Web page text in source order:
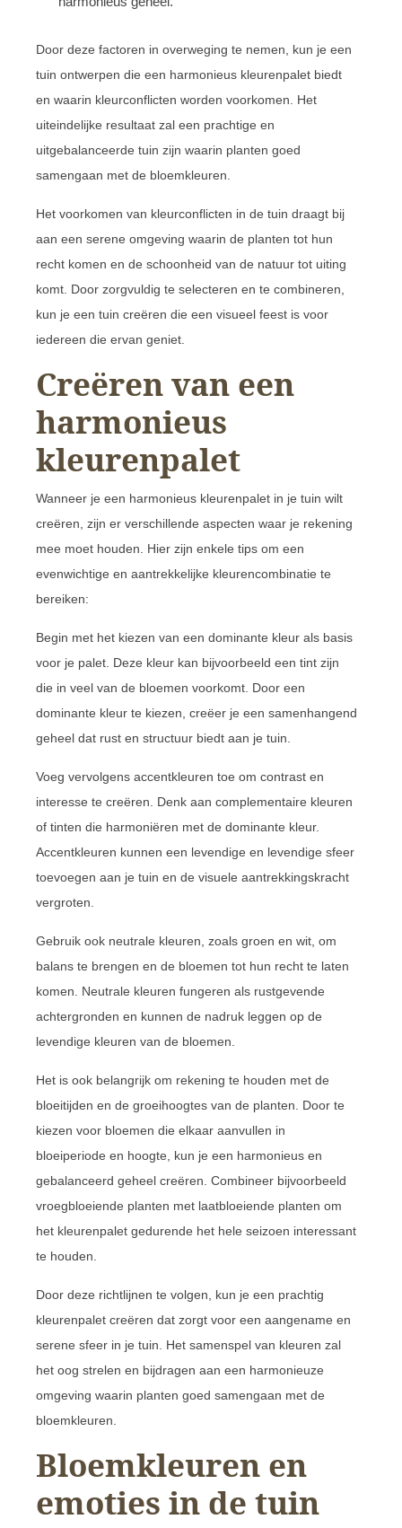
Door deze factoren in overweging te nemen, kun je een
tuin ontwerpen die een harmonieus kleurenpalet biedt
en waarin kleurconflicten worden voorkomen. Het
uiteindelijke resultaat zal een prachtige en
uitgebalanceerde tuin zijn waarin planten goed
samengaan met de bloemkleuren.
Het voorkomen van kleurconflicten in de tuin draagt bij
aan een serene omgeving waarin de planten tot hun
recht komen en de schoonheid van de natuur tot uiting
komt. Door zorgvuldig te selecteren en te combineren,
kun je een tuin creëren die een visueel feest is voor
iedereen die ervan geniet.
Creëren van een
harmonieus
kleurenpalet
Wanneer je een harmonieus kleurenpalet in je tuin wilt
creëren, zijn er verschillende aspecten waar je rekening
mee moet houden. Hier zijn enkele tips om een
evenwichtige en aantrekkelijke kleurencombinatie te
bereiken:
Begin met het kiezen van een dominante kleur als basis
voor je palet. Deze kleur kan bijvoorbeeld een tint zijn
die in veel van de bloemen voorkomt. Door een
dominante kleur te kiezen, creëer je een samenhangend
geheel dat rust en structuur biedt aan je tuin.
Voeg vervolgens accentkleuren toe om contrast en
interesse te creëren. Denk aan complementaire kleuren
of tinten die harmoniëren met de dominante kleur.
Accentkleuren kunnen een levendige en levendige sfeer
toevoegen aan je tuin en de visuele aantrekkingskracht
vergroten.
Gebruik ook neutrale kleuren, zoals groen en wit, om
balans te brengen en de bloemen tot hun recht te laten
komen. Neutrale kleuren fungeren als rustgevende
achtergronden en kunnen de nadruk leggen op de
levendige kleuren van de bloemen.
Het is ook belangrijk om rekening te houden met de
bloeitijden en de groeihoogtes van de planten. Door te
kiezen voor bloemen die elkaar aanvullen in
bloeiperiode en hoogte, kun je een harmonieus en
gebalanceerd geheel creëren. Combineer bijvoorbeeld
vroegbloeiende planten met laatbloeiende planten om
het kleurenpalet gedurende het hele seizoen interessant
te houden.
Door deze richtlijnen te volgen, kun je een prachtig
kleurenpalet creëren dat zorgt voor een aangename en
serene sfeer in je tuin. Het samenspel van kleuren zal
het oog strelen en bijdragen aan een harmonieuze
omgeving waarin planten goed samengaan met de
bloemkleuren.
Bloemkleuren en
emoties in de tuin